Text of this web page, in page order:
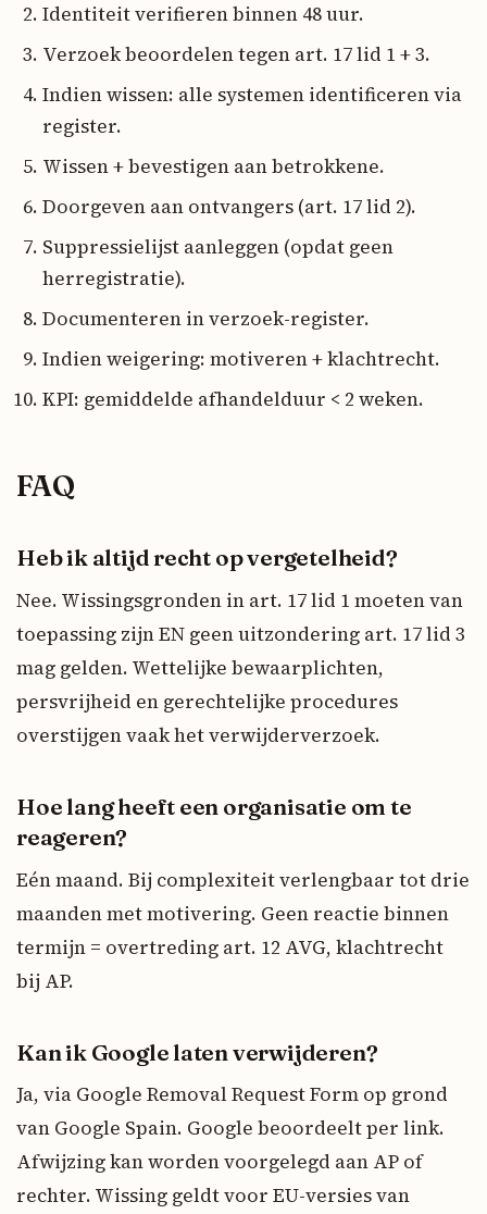
Identiteit verifieren binnen 48 uur.
Verzoek beoordelen tegen art. 17 lid 1 + 3.
Indien wissen: alle systemen identificeren via
register.
Wissen + bevestigen aan betrokkene.
Doorgeven aan ontvangers (art. 17 lid 2).
Suppressielijst aanleggen (opdat geen
herregistratie).
Documenteren in verzoek-register.
Indien weigering: motiveren + klachtrecht.
KPI: gemiddelde afhandelduur < 2 weken.
FAQ
Heb ik altijd recht op vergetelheid?
Nee. Wissingsgronden in art. 17 lid 1 moeten van
toepassing zijn EN geen uitzondering art. 17 lid 3
mag gelden. Wettelijke bewaarplichten,
persvrijheid en gerechtelijke procedures
overstijgen vaak het verwijderverzoek.
Hoe lang heeft een organisatie om te
reageren?
Eén maand. Bij complexiteit verlengbaar tot drie
maanden met motivering. Geen reactie binnen
termijn = overtreding art. 12 AVG, klachtrecht
bij AP.
Kan ik Google laten verwijderen?
Ja, via Google Removal Request Form op grond
van Google Spain. Google beoordeelt per link.
Afwijzing kan worden voorgelegd aan AP of
rechter. Wissing geldt voor EU-versies van